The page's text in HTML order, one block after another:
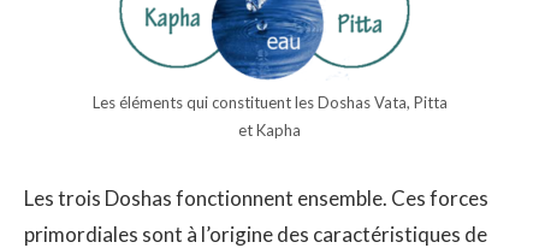
Les éléments qui constituent les Doshas Vata, Pitta
et Kapha
Les trois Doshas fonctionnent ensemble. Ces forces
primordiales sont à l’origine des caractéristiques de